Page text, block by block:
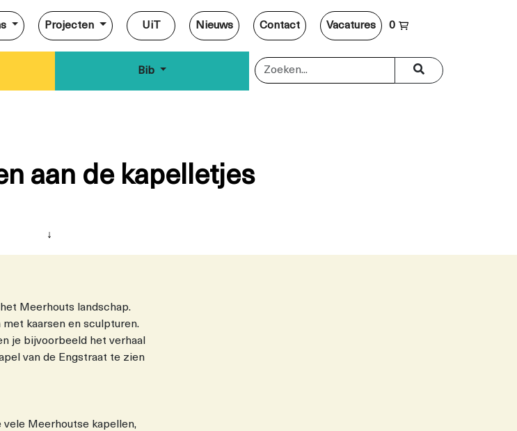
Projecten UiT Nieuws Contact Vacatures 0
Bib
aan de kapelletjes
↓
Meerhouts landschap.
kaarsen en sculpturen.
je bijvoorbeeld het verhaal
van de Engstraat te zien
vele Meerhoutse kapellen,